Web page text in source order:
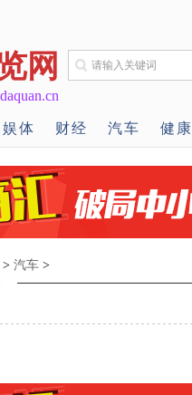
网
娱体 财经 汽车 健康
> 汽车 >